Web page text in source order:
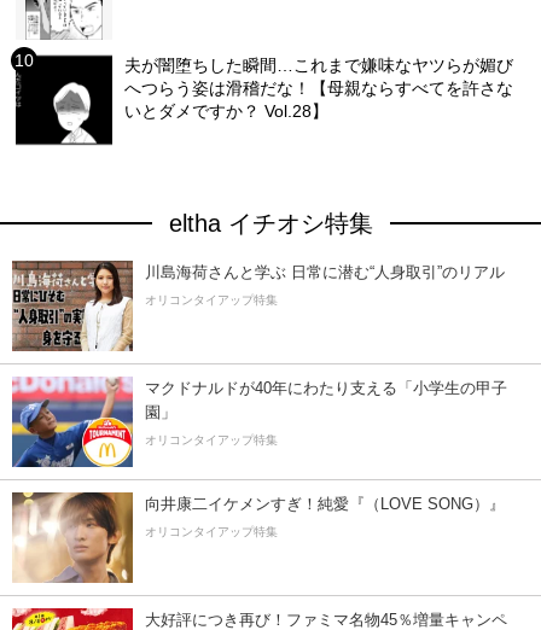
夫が闇堕ちした瞬間…これまで嫌味なヤツらが媚び
へつらう姿は滑稽だな！【母親ならすべてを許さな
いとダメですか？ Vol.28】
eltha イチオシ特集
川島海荷さんと学ぶ 日常に潜む“人身取引”のリアル
オリコンタイアップ特集
マクドナルドが40年にわたり支える「小学生の甲子
園」
オリコンタイアップ特集
向井康二イケメンすぎ！純愛『（LOVE SONG）』
オリコンタイアップ特集
大好評につき再び！ファミマ名物45％増量キャンペ